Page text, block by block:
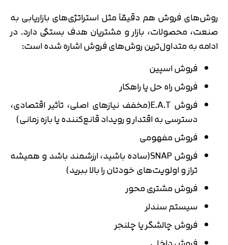
روش‌های فروش هم دقیقاً مثل استراتژی‌های بازاریابی به
صنعت، محصولات، بازار و مشتریان هدف بستگی دارد. در
ادامه به متداول‌ترین روش‌های فروش اشاره شده است:
فروش اسپین
فروش راه حل یا راهکار
فروش E.A.T(مخفف نیازهای اصلی، تأثیر اقتصادی،
دسترسی به اقتدار و رویداد قانع‌کننده یا بازه زمانی)
فروش مفهومی
فروش SNAP(ساده باشید، ارزشمند باشد و همیشه
تراز و اولویت‌های خودتان را بالا ببرید)
فروش مشتری محور
سیستم سندلر
فروش چالشگر یا چلنجر